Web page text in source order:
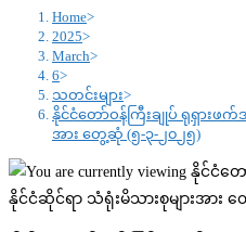
Home>
2025>
March>
6>
သတင်းများ>
နိုင်ငံတော်ဝန်ကြီးချုပ် ရုရှားဖက်
အား တွေ့ဆုံ (၅-၃-၂၀၂၅)